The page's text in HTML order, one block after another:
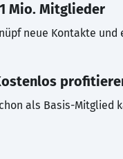
Mio. Mitglieder
neue Kontakte
als Basis-Mitglied